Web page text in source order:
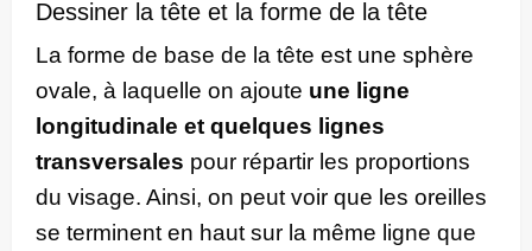
Dessiner la tête et la forme de la tête
La forme de base de la tête est une sphère
ovale, à laquelle on ajoute une ligne
longitudinale et quelques lignes
transversales pour répartir les proportions
du visage. Ainsi, on peut voir que les oreilles
se terminent en haut sur la même ligne que